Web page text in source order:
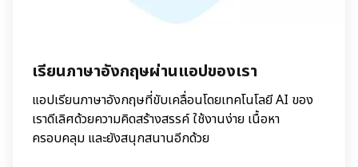
เรียนภาษาอังกฤษผ่านแอปของเรา
แอปเรียนภาษาอังกฤษที่ขับเคลื่อนโดยเทคโนโลยี AI ของ
เราดีเลิศด้วยความคิดสร้างสรรค์ ใช้งานง่าย เนื้อหา
ครอบคลุม และยังสนุกสนานอีกด้วย